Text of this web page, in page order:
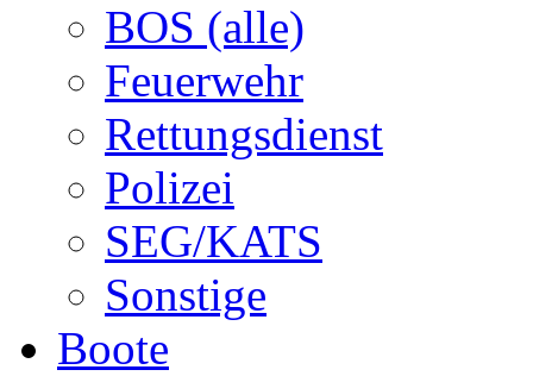
BOS (alle)
Feuerwehr
Rettungsdienst
Polizei
SEG/KATS
Sonstige
Boote